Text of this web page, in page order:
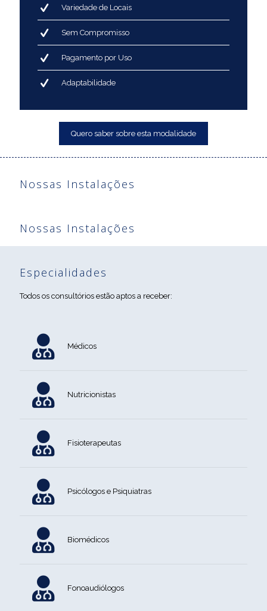
Variedade de Locais
Sem Compromisso
Pagamento por Uso
Adaptabilidade
Quero saber sobre esta modalidade
Nossas Instalações
Nossas Instalações
Especialidades
Todos os consultórios estão aptos a receber:
Médicos
Nutricionistas
Fisioterapeutas
Psicólogos e Psiquiatras
Biomédicos
Fonoaudiólogos